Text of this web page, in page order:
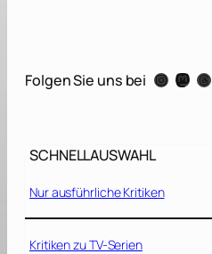
r
h
s
s
p
Folgen Sie uns bei Instagram Mastodon Threads
SCHNELLAUSWAHL
Nur ausführliche Kritiken
Kritiken zu TV-Serien